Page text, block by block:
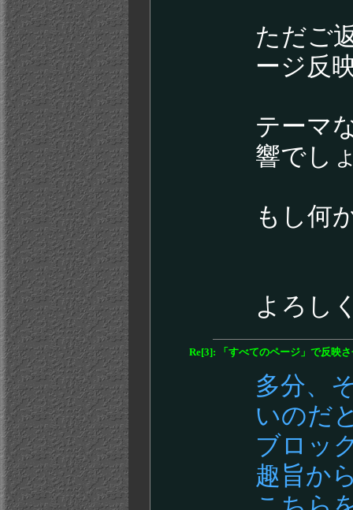
ただご
ージ反
テーマ
響でし
もし何
よろし
Re[3]: 「すべてのページ」で反映
多分、
いのだ
ブロッ
趣旨か